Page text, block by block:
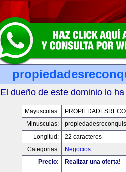
El dueño de este dominio lo
Mayusculas:
Minusculas:
Longitud:
22 caracteres
Categorias:
Negocios
Precio:
Realizar una oferta!